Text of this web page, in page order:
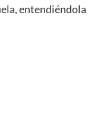
entendiéndola